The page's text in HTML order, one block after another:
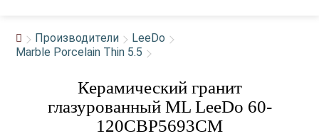
Производители
LeeDo
Marble Porcelain Thin 5.5
Керамический гранит
глазурованный ML LeeDo 60-
120CBP5693CM